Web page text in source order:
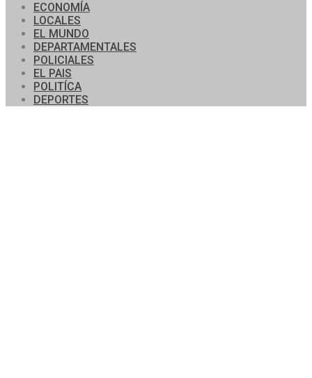
ECONOMÍA
LOCALES
EL MUNDO
DEPARTAMENTALES
POLICIALES
EL PAIS
POLITÍCA
DEPORTES